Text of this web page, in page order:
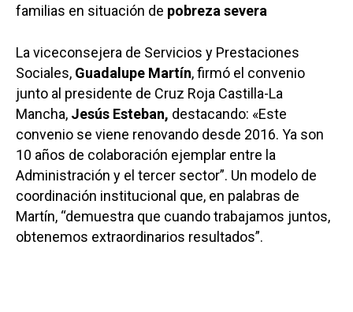
familias en situación de pobreza severa
La viceconsejera de Servicios y Prestaciones
Sociales, Guadalupe Martín, firmó el convenio
junto al presidente de Cruz Roja Castilla-La
Mancha, Jesús Esteban, destacando: «Este
convenio se viene renovando desde 2016. Ya son
10 años de colaboración ejemplar entre la
Administración y el tercer sector”. Un modelo de
coordinación institucional que, en palabras de
Martín, “demuestra que cuando trabajamos juntos,
obtenemos extraordinarios resultados”.